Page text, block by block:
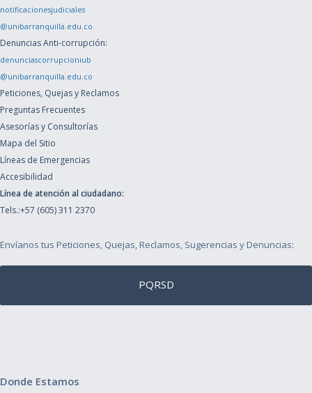
notificacionesjudiciales
@unibarranquilla.edu.co
Denuncias Anti-corrupción:
denunciascorrupcioniub
@unibarranquilla.edu.co
Peticiones, Quejas y Reclamos
Preguntas Frecuentes
Asesorías y Consultorías
Mapa del Sitio
Líneas de Emergencias
Accesibilidad
Línea de atención al ciudadano:
Tels.:+57 (605) 311 2370
Envíanos tus Peticiones, Quejas, Reclamos, Sugerencias y Denuncias:
PQRSD
Donde Estamos